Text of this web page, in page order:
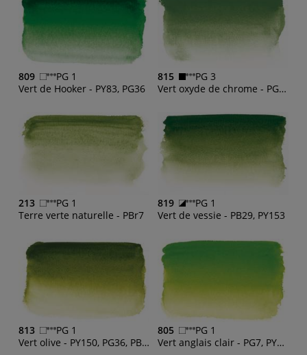
809
PG 1
Vert de Hooker - PY83, PG36
815
PG 3
Vert oxyde de chrome - PG17
213
PG 1
Terre verte naturelle - PBr7
819
PG 1
Vert de vessie - PB29, PY153
813
PG 1
Vert olive - PY150, PG36, PBr23
805
PG 1
Vert anglais clair - PG7, PY153